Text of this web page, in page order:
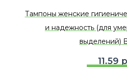
Тампоны женские
и надежность (для
выделений)
11.59